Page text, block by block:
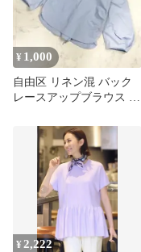
¥ 1,000
自由区 リネン混 バック
レースアップブラウス サ
¥2,222